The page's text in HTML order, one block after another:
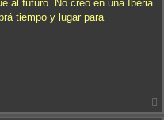
al futuro. No creo en una Iberia
tiempo y lugar para
r